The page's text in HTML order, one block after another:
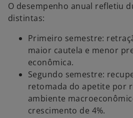
O desempenho anual refletiu
distintas:
Primeiro semestre:
maior cautela e menor
econômica.
Segundo semestre:
retomada do apetite por
ambiente
crescimento de 4%.